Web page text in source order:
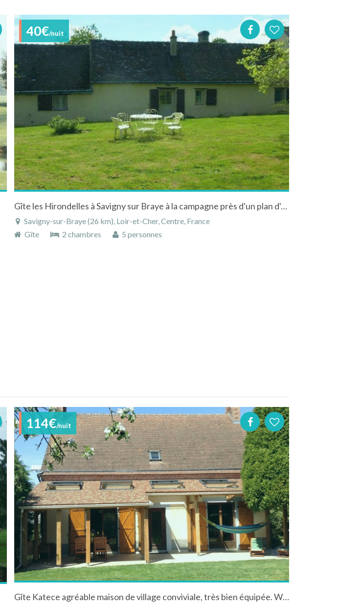
40€/nuit
Gîte les Hirondelles à Savigny sur Braye à la campagne près d'un plan d'eau
Savigny-sur-Braye (26 km), Loir-et-Cher, Centre, France
Gîte
2 chambres 5 personnes
114€/nuit
Gîte Katece agréable maison de village conviviale, très bien équipée. WIFI, Canal+, Pétanque et Baby-Foot